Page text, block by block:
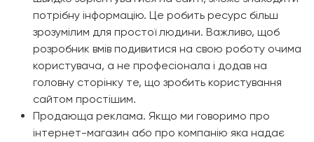
потрібну інформацію. Це робить ресурс більш
зрозумілим для простої людини. Важливо, щоб
розробник вмів подивитися на свою роботу очима
користувача, а не професіонала і додав на
головну сторінку те, що зробить користування
сайтом простішим.
Продающа реклама. Якщо ми говоримо про
інтернет-магазин або про компанію яка надає